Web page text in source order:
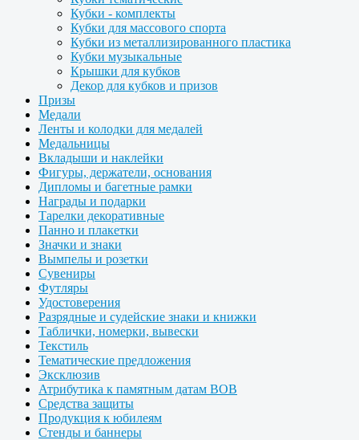
Кубки - комплекты
Кубки для массового спорта
Кубки из металлизированного пластика
Кубки музыкальные
Крышки для кубков
Декор для кубков и призов
Призы
Медали
Ленты и колодки для медалей
Медальницы
Вкладыши и наклейки
Фигуры, держатели, основания
Дипломы и багетные рамки
Награды и подарки
Тарелки декоративные
Панно и плакетки
Значки и знаки
Вымпелы и розетки
Сувениры
Футляры
Удостоверения
Разрядные и судейские знаки и книжки
Таблички, номерки, вывески
Текстиль
Тематические предложения
Эксклюзив
Атрибутика к памятным датам ВОВ
Средства защиты
Продукция к юбилеям
Стенды и баннеры